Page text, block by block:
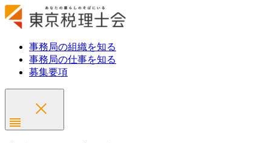
事務局の組織を知る
事務局の仕事を知る
募集要項